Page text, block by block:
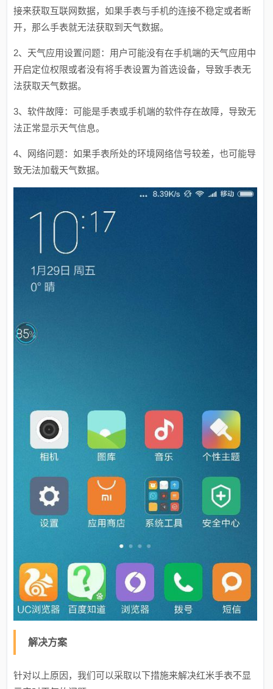
接来获取互联网数据，如果手表与手机的连接不稳定或者断
开，那么手表就无法获取到天气数据。
2、天气应用设置问题：用户可能没有在手机端的天气应用中
开启定位权限或者没有将手表设置为首选设备，导致手表无
法获取天气数据。
3、软件故障：可能是手表或手机端的软件存在故障，导致无
法正常显示天气信息。
4、网络问题：如果手表所处的环境网络信号较差，也可能导
致无法加载天气数据。
解决方案
针对以上原因，我们可以采取以下措施来解决红米手表不显